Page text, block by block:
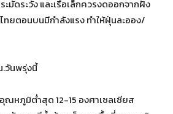
มัดระวัง และเรือเล็กควรงดออกจากฝั่ง
ทยตอนบนมีกำลังแรง ทำให้ฝุ่นละออง/
.วันพรุ่งนี้
หภูมิต่ำสุด 12-15 องศาเซลเซียส